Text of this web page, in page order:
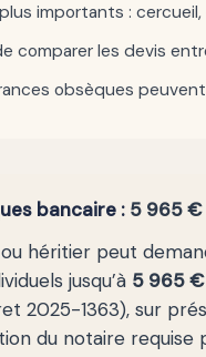
importants :
comparer les devis
obsèques
bancaire : 5 965 €
héritier peut
jusqu’à 5 965 €
2025-1363), sur
du notaire requise